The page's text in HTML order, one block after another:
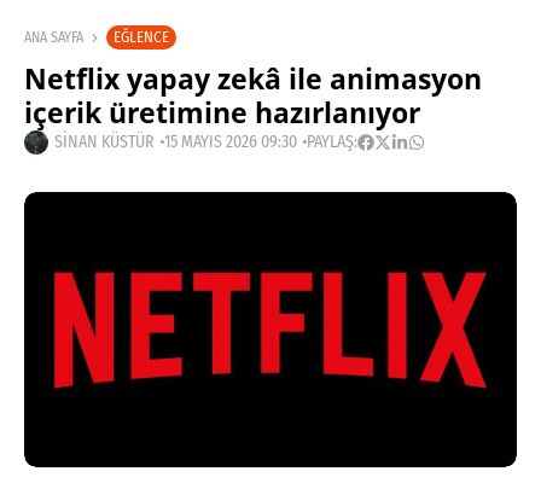
ANA SAYFA EĞLENCE
Netflix yapay zekâ ile animasyon
içerik üretimine hazırlanıyor
SINAN KÜSTÜR 15 MAYIS 2026 09:30 PAYLAŞ: